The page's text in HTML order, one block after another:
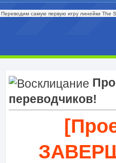
Переводим самую первую игру линейки The
переводчиков!